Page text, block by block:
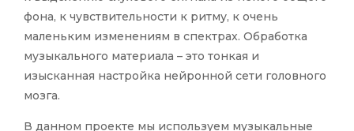
фона, к чувствительности к ритму, к очень
маленьким изменениям в спектрах. Обработка
музыкального материала – это тонкая и
изысканная настройка нейронной сети головного
мозга.
В данном проекте мы используем музыкальные